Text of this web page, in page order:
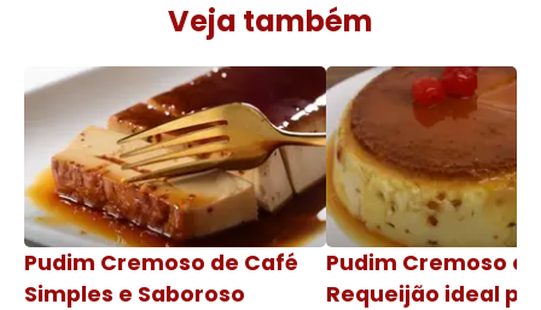
Veja também
Pudim Cremoso de Café
Simples e Saboroso
Pudim Cremoso
Requeijão ideal